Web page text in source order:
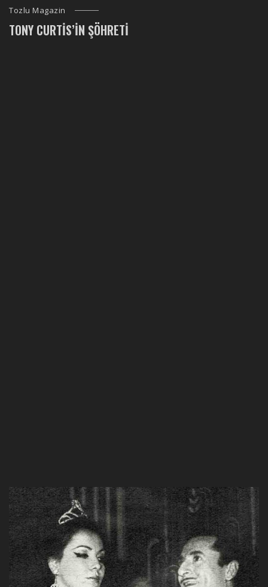
Tozlu Magazin
TONY CURTIS’IN ŞÖHRETI